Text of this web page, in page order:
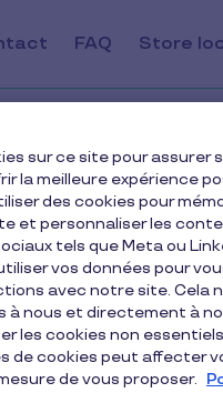
FAQ Store
l'améliorer sans
ses
Qu'est-
De
sur ce site pour
la meilleure expérience
des cookies pour
et personnaliser les
tels que Meta ou
vos données pour
avec notre site. Cela
à nous et directement à
les cookies non
de cookies peut affecter
de vous proposer.